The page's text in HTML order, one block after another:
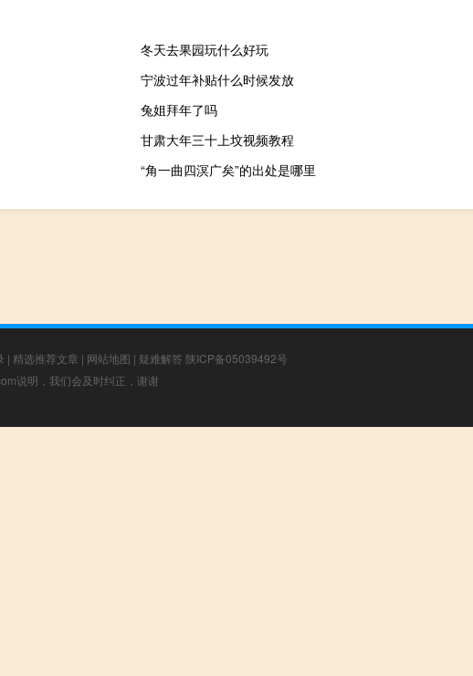
冬天去果园玩什么好玩
宁波过年补贴什么时候发放
兔姐拜年了吗
甘肃大年三十上坟视频教程
“角一曲四溟广矣”的出处是哪里
| 精选推荐文章 | 网站地图 | 疑难解答 陕ICP备05039492号
说明，我们会及时纠正，谢谢